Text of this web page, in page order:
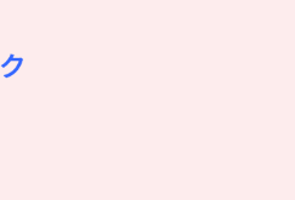
ク